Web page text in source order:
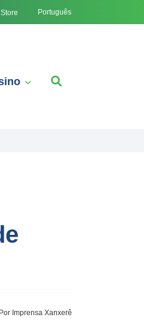
Português
Por Imprensa Xanxerê